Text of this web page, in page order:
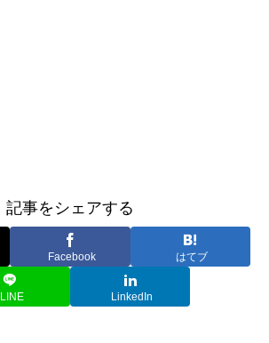
記事をシェアする
Facebook はてブ
LINE LinkedIn